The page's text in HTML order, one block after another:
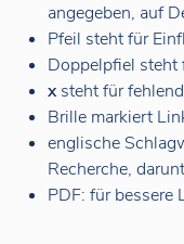
angegeben, auf
Pfeil steht für
Doppelpfiel
xsteht für
Brille markiert
englische
Recherche,
PDF: für bessere